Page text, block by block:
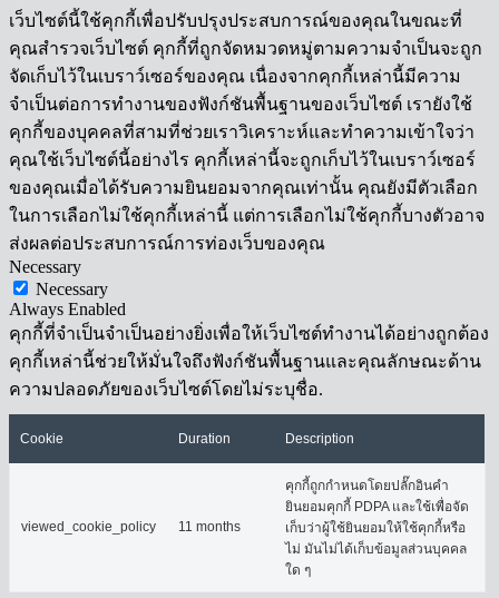
เว็บไซต์นี้ใช้คุกกี้เพื่อปรับปรุงประสบการณ์ของคุณในขณะที่
คุณสำรวจเว็บไซต์ คุกกี้ที่ถูกจัดหมวดหมู่ตามความจำเป็นจะถูก
จัดเก็บไว้ในเบราว์เซอร์ของคุณ เนื่องจากคุกกี้เหล่านี้มีความ
จำเป็นต่อการทำงานของฟังก์ชันพื้นฐานของเว็บไซต์ เรายังใช้
คุกกี้ของบุคคลที่สามที่ช่วยเราวิเคราะห์และทำความเข้าใจว่า
คุณใช้เว็บไซต์นี้อย่างไร คุกกี้เหล่านี้จะถูกเก็บไว้ในเบราว์เซอร์
ของคุณเมื่อได้รับความยินยอมจากคุณเท่านั้น คุณยังมีตัวเลือก
ในการเลือกไม่ใช้คุกกี้เหล่านี้ แต่การเลือกไม่ใช้คุกกี้บางตัวอาจ
ส่งผลต่อประสบการณ์การท่องเว็บของคุณ
Necessary
Necessary
Always Enabled
คุกกี้ที่จำเป็นจำเป็นอย่างยิ่งเพื่อให้เว็บไซต์ทำงานได้อย่างถูกต้อง
คุกกี้เหล่านี้ช่วยให้มั่นใจถึงฟังก์ชันพื้นฐานและคุณลักษณะด้าน
ความปลอดภัยของเว็บไซต์โดยไม่ระบุชื่อ.
Cookie Duration Description
viewed_cookie_policy 11 months
คุกกี้ถูกกำหนดโดยปลั๊กอินคำ
ยินยอมคุกกี้ PDPA และใช้เพื่อจัด
เก็บว่าผู้ใช้ยินยอมให้ใช้คุกกี้หรือ
ไม่ มันไม่ได้เก็บข้อมูลส่วนบุคคล
ใด ๆ